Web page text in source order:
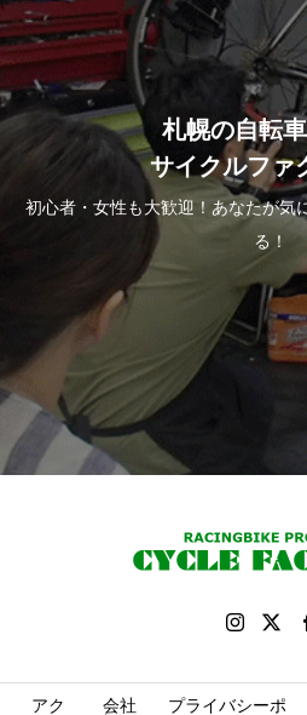
札幌の自転
サイクルファ
初心者・女性も大歓迎！あなたが気
る！
アク
会社
プライバシーポ